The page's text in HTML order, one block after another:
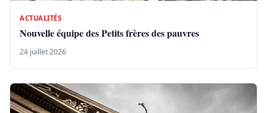
ACTUALITÉS
Nouvelle équipe des Petits frères des pauvres
24 juillet 2026